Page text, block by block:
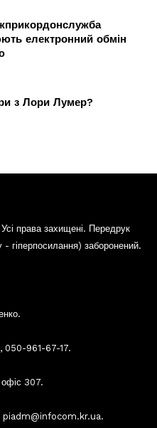
електронний обмін
з Лори Лумер?
права захищені. Передрук
гіперпосилання) заборонений.
050-961-67-17.
офіс 307.